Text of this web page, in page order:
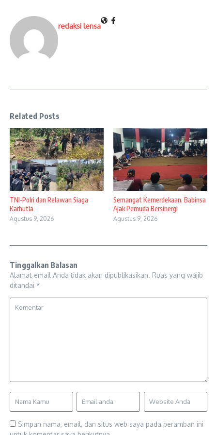
redaksi lensa
Related Posts
TNI-Polri dan Relawan Siaga
Karhutla
Agustus 9, 2026
Semangat Kemerdekaan, Babinsa
Ajak Pemuda Bersinergi
Agustus 9, 2026
Tinggalkan Balasan
Alamat email Anda tidak akan dipublikasikan. Ruas yang wajib
ditandai *
Simpan nama, email, dan situs web saya pada peramban ini